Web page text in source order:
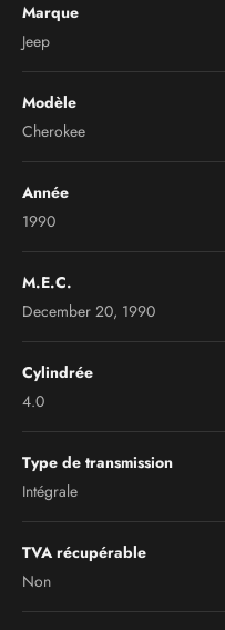
Marque
Jeep
Modèle
Cherokee
Année
1990
M.E.C.
December 20, 1990
Cylindrée
4.0
Type de transmission
Intégrale
TVA récupérable
Non